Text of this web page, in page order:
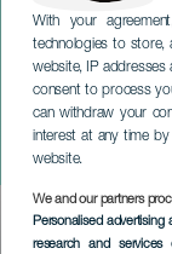
With your
technologies to store,
website, IP addresses
consent to process
can withdraw your
interest at any time by
website.
We and our partners
Personalised
research and services
El
Baruti
TENERIFE
Imagen
Listado